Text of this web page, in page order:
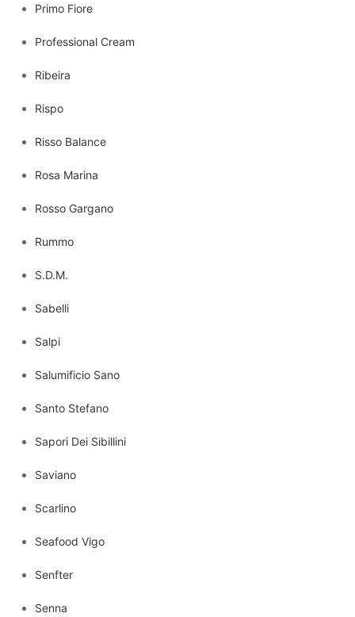
Primo Fiore
Professional Cream
Ribeira
Rispo
Risso Balance
Rosa Marina
Rosso Gargano
Rummo
S.D.M.
Sabelli
Salpi
Salumificio Sano
Santo Stefano
Sapori Dei Sibillini
Saviano
Scarlino
Seafood Vigo
Senfter
Senna